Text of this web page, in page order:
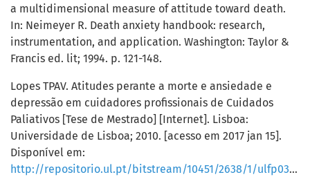
a multidimensional measure of attitude toward death.
In: Neimeyer R. Death anxiety handbook: research,
instrumentation, and application. Washington: Taylor &
Francis ed. lit; 1994. p. 121-148.
Lopes TPAV. Atitudes perante a morte e ansiedade e
depressão em cuidadores profissionais de Cuidados
Paliativos [Tese de Mestrado] [Internet]. Lisboa:
Universidade de Lisboa; 2010. [acesso em 2017 jan 15].
Disponível em:
http://repositorio.ul.pt/bitstream/10451/2638/1/ulfp037455_tm.pdf